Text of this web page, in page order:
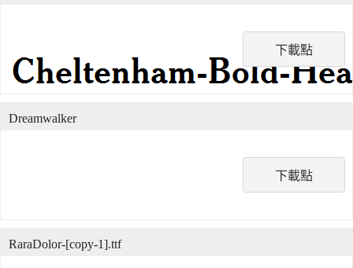
下載點
下載點
Dreamwalker
RaraDolor-[copy-1].ttf